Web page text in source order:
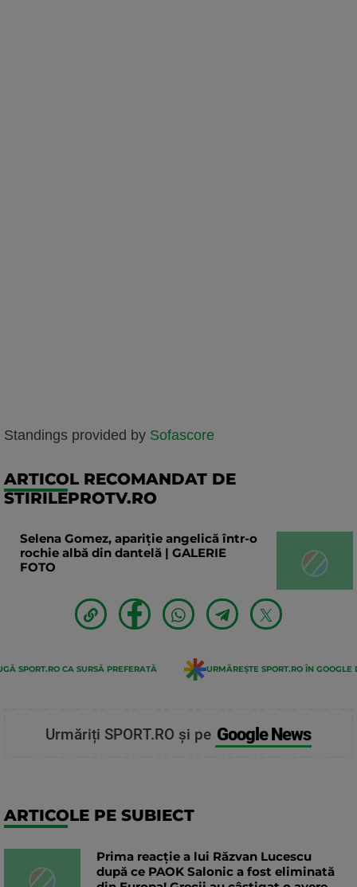
Standings provided by Sofascore
ARTICOL RECOMANDAT DE
STIRILEPROTV.RO
Selena Gomez, apariție angelică într-o
rochie albă din dantelă | GALERIE
FOTO
SPORT.RO CA SURSĂ PREFERATĂ URMĂREȘTE SPORT.RO ÎN GOOGLE
Urmăriți SPORT.RO și pe Google News
ARTICOLE PE SUBIECT
Prima reacție a lui Răzvan Lucescu
după ce PAOK Salonic a fost eliminată